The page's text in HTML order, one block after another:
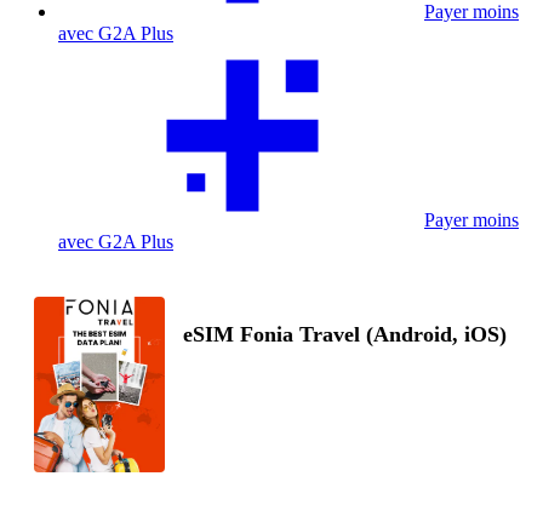
Payer moins
avec G2A Plus
Payer moins
avec G2A Plus
eSIM Fonia Travel (Android, iOS)